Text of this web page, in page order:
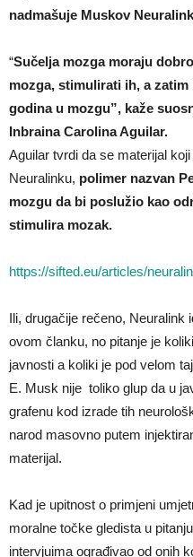
nadmašuje Muskov
“Sučelja mozga moraju
mozga, stimulirati ih, a
godina u mozgu”, kaže
Inbraina Carolina Aguilar.
Aguilar tvrdi da se materijal
Neuralinku, polimer nazvan
mozgu da bi poslužio kao
stimulira mozak.
https://sifted.eu/articles/
Ili, drugačije rečeno,
ovom članku, no pitanje je
javnosti a koliki je pod velom
E. Musk nije toliko glup da u
grafenu kod izrade tih
narod masovno putem
materijal.
Kad je upitnost o primjeni
moralne točke gledista u
intervjuima ograđivao od onih